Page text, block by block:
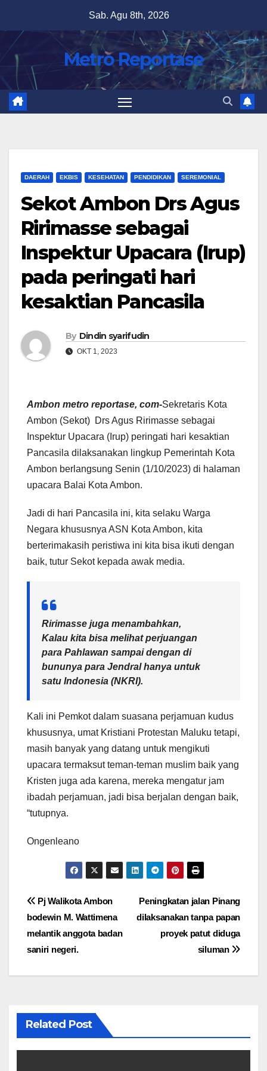
content
Sab. Agu 8th, 2026
Metro Reportase
DAERAH EKBIS KESEHATAN PENDIDIKAN SEREMONIAL
Sekot Ambon Drs Agus
Ririmasse sebagai
Inspektur Upacara (Irup)
pada peringati hari
kesaktian Pancasila
By Dindin syarifudin
OKT 1, 2023
Ambon metro reportase, com-Sekretaris Kota
Ambon (Sekot) Drs Agus Ririmasse sebagai
Inspektur Upacara (Irup) peringati hari kesaktian
Pancasila dilaksanakan lingkup Pemerintah Kota
Ambon berlangsung Senin (1/10/2023) di halaman
upacara Balai Kota Ambon.
Jadi di hari Pancasila ini, kita selaku Warga
Negara khususnya ASN Kota Ambon, kita
berterimakasih peristiwa ini kita bisa ikuti dengan
baik, tutur Sekot kepada awak media.
Ririmasse juga menambahkan,
Kalau kita bisa melihat perjuangan
para Pahlawan sampai dengan di
bununya para Jendral hanya untuk
satu Indonesia (NKRI).
Kali ini Pemkot dalam suasana perjamuan kudus
khususnya, umat Kristiani Protestan Maluku tetapi,
masih banyak yang datang untuk mengikuti
upacara termaksut teman-teman muslim baik yang
Kristen juga ada karena, mereka mengatur jam
ibadah perjamuan, jadi bisa berjalan dengan baik,
“tutupnya.
Ongenleano
Navigasi
pos
Peningkatan jalan Pinang
dilaksanakan tanpa papan
proyek patut diduga
siluman
Pj Walikota Ambon
bodewin M. Wattimena
melantik anggota badan
saniri negeri.
Related Post